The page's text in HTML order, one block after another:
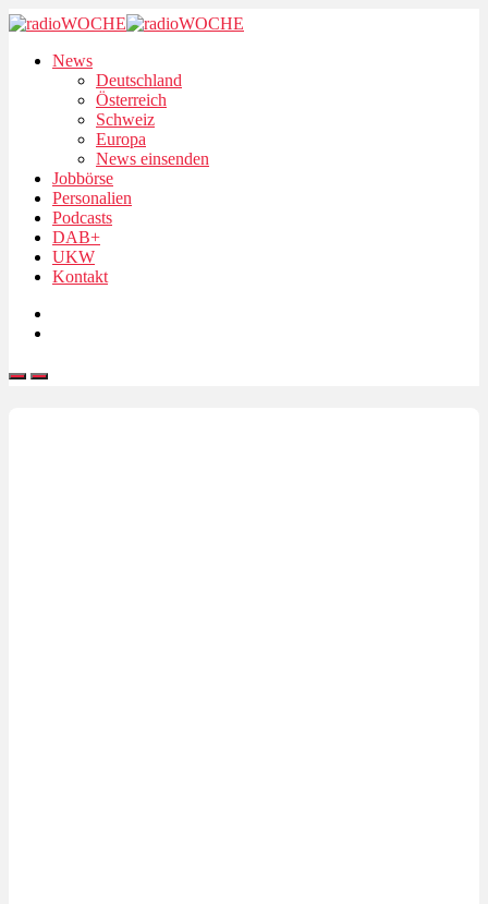
News
Deutschland
Österreich
Schweiz
Europa
News einsenden
Jobbörse
Personalien
Podcasts
DAB+
UKW
Kontakt